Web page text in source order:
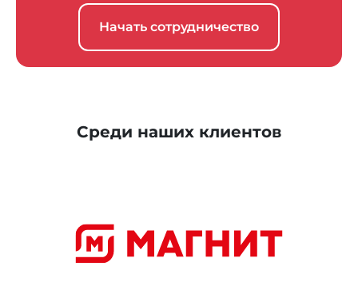
БИК банка
044525104
Начать сотрудничество
Среди наших клиентов